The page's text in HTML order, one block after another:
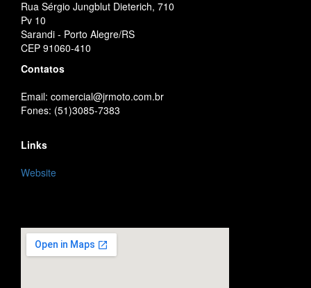
Rua Sérgio Jungblut Dieterich, 710
Pv 10
Sarandi - Porto Alegre/RS
CEP 91060-410
Contatos
Email: comercial@jrmoto.com.br
Fones: (51)3085-7383
Links
Website